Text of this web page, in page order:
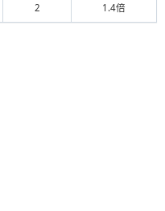
2 1.4倍